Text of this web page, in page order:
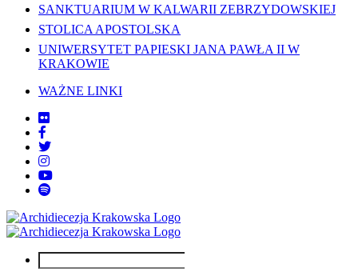
SANKTUARIUM W KALWARII ZEBRZYDOWSKIEJ
STOLICA APOSTOLSKA
UNIWERSYTET PAPIESKI JANA PAWŁA II W
KRAKOWIE
WAŻNE LINKI